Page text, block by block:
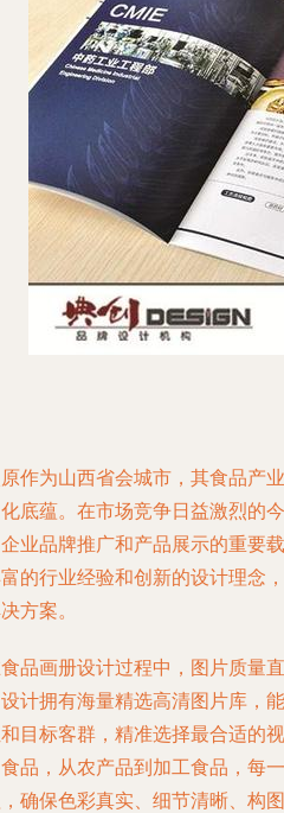
作为山西省会城市，其食品产
底蕴。在市场竞争日益激烈的
业品牌推广和产品展示的重要
的行业经验和创新的设计理念
方案。
品画册设计过程中，图片质量
计拥有海量精选高清图片库，
目标客群，精准选择最合适的
品，从农产品到加工食品，每
确保色彩真实、细节清晰、构图